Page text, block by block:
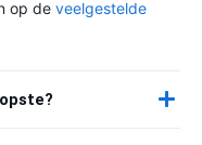
op de veelgestelde